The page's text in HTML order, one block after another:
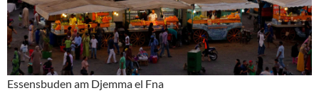
Essensbuden am Djemma el Fna